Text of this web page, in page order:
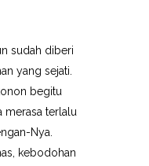
sudah diberi
yang sejati.
begitu
merasa terlalu
Nya.
kebodohan